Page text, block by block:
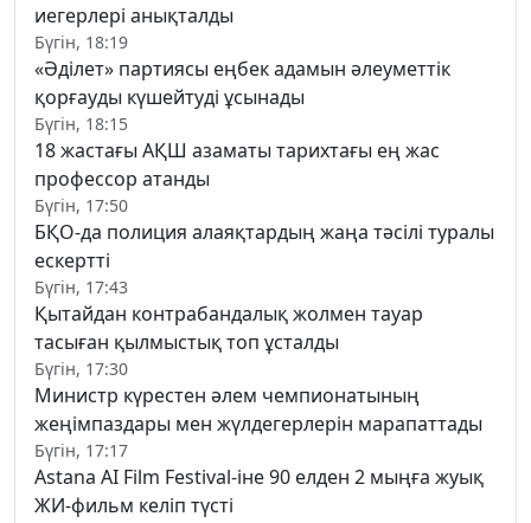
иегерлері анықталды
Бүгін, 18:19
«Әділет» партиясы еңбек адамын әлеуметтік
қорғауды күшейтуді ұсынады
Бүгін, 18:15
18 жастағы АҚШ азаматы тарихтағы ең жас
профессор атанды
Бүгін, 17:50
БҚО-да полиция алаяқтардың жаңа тәсілі туралы
ескертті
Бүгін, 17:43
Қытайдан контрабандалық жолмен тауар
тасыған қылмыстық топ ұсталды
Бүгін, 17:30
Министр күрестен әлем чемпионатының
жеңімпаздары мен жүлдегерлерін марапаттады
Бүгін, 17:17
Astana AI Film Festival-іне 90 елден 2 мыңға жуық
ЖИ-фильм келіп түсті